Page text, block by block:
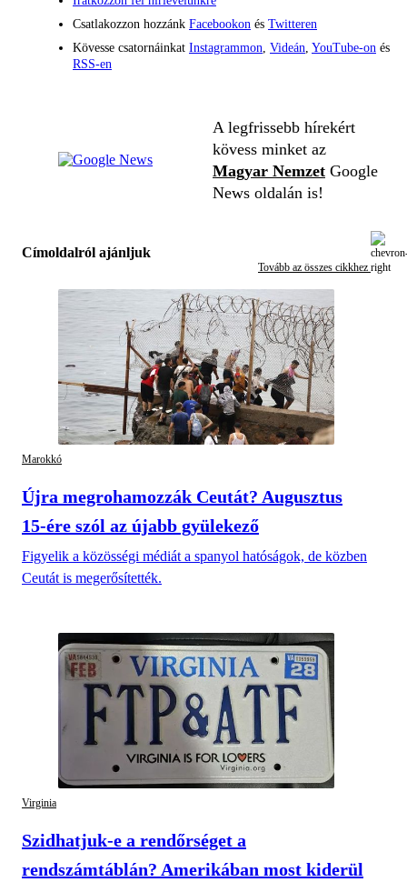
Csatlakozzon hozzánk Facebookon és Twitteren
Kövesse csatornáinkat Instagrammon Videán YouTube-on és
RSS-en
A legfrissebb hírekért
kövess minket az
Magyar Nemzet Google
News oldalán is!
Címoldalról ajánljuk
Tovább az összes cikkhez
Marokkó
Újra megrohamozzák Ceutát? Augusztus
15-ére szól az újabb gyülekező
Figyelik a közösségi médiát a spanyol hatóságok, de közben
Ceutát is megerősítették.
Virginia
Szidhatjuk-e a rendőrséget a
rendszámtáblán? Amerikában most kiderül